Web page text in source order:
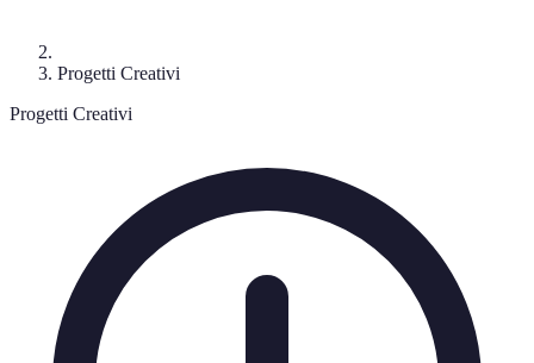
Progetti Creativi
Progetti Creativi